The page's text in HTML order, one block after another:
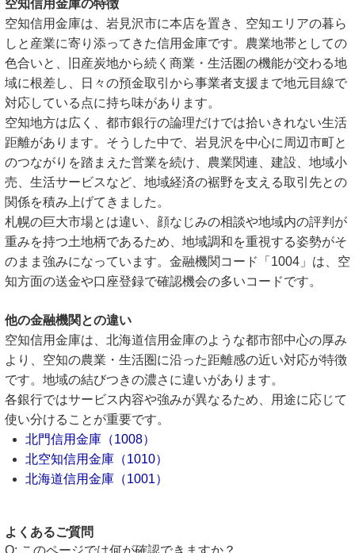
空知信用金庫の特徴
空知信用金庫は、岩見沢市に本店を置き、空知エリアの暮ら
しと産業に寄り添ってきた信用金庫です。農業地帯としての
色合いと、旧産炭地から続く商業・生活圏の機能が交わる地
域に根差し、日々の預金取引から事業者支援まで地元目線で
対応している点に持ち味があります。
空知地方は広く、都市銀行の論理だけでは拾いきれない生活
距離があります。そうした中で、岩見沢を中心に周辺市町と
のつながりを踏まえた営業を続け、農業関連、建設、地域小
売、生活サービスなど、地域経済の裾野を支える取引先との
関係を積み上げてきました。
札幌の巨大市場とは違い、顔なじみの相談や地域内の評判が
重みを持つ土地柄であるため、地域調和を重視する姿勢がそ
のまま強みになっています。金融機関コード「1004」は、空
知方面の送金や口座登録で確認機会の多いコードです。
他の金融機関との違い
空知信用金庫は、北海道信用金庫のような都市部中心の厚み
より、空知の農業・生活圏に沿った距離感の近い対応が特徴
です。地域の結びつきの濃さに違いがあります。
各銀行ではサービス内容や強みが異なるため、用途に応じて
使い分けることが重要です。
北門信用金庫（1008）
北空知信用金庫（1010）
北海道信用金庫（1001）
よくあるご質問
このページでは何が確認できますか？